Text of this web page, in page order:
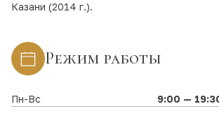
Казани (2014 г.).
Режим работы
Пн-Вс 9:00 —